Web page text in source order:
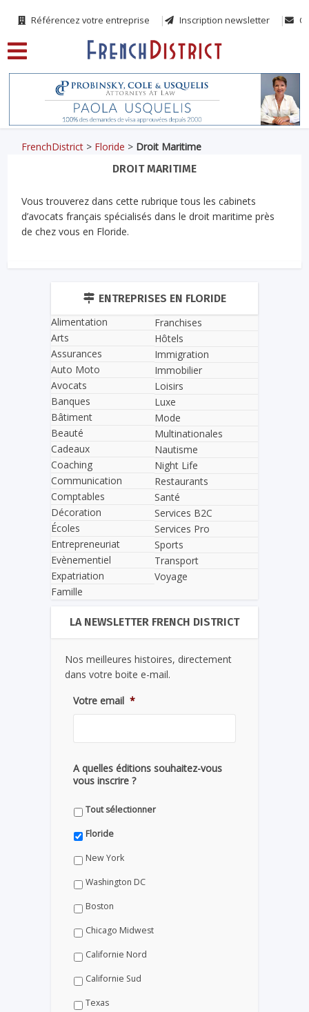
Référencez votre entreprise Inscription newsletter
FrenchDistrict > Floride > Droit Maritime
DROIT MARITIME
Vous trouverez dans cette rubrique tous les cabinets
d’avocats français spécialisés dans le droit maritime près
de chez vous en Floride.
ENTREPRISES EN FLORIDE
Alimentation
Arts
Assurances
Auto Moto
Avocats
Banques
Bâtiment
Beauté
Cadeaux
Coaching
Communication
Comptables
Décoration
Écoles
Entrepreneuriat
Evènementiel
Expatriation
Famille
Franchises
Hôtels
Immigration
Immobilier
Loisirs
Luxe
Mode
Multinationales
Nautisme
Night Life
Restaurants
Santé
Services B2C
Services Pro
Sports
Transport
Voyage
LA NEWSLETTER FRENCH DISTRICT
Nos meilleures histoires, directement
dans votre boite e-mail.
Votre email *
A quelles éditions souhaitez-vous
vous inscrire ?
Tout sélectionner
Floride
New York
Washington DC
Boston
Chicago Midwest
Californie Nord
Californie Sud
Texas